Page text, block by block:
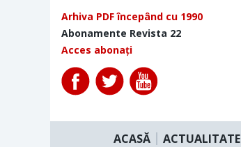
Arhiva PDF începând cu 1990
Abonamente Revista 22
Acces abonați
ACASĂ ACTUALITATE